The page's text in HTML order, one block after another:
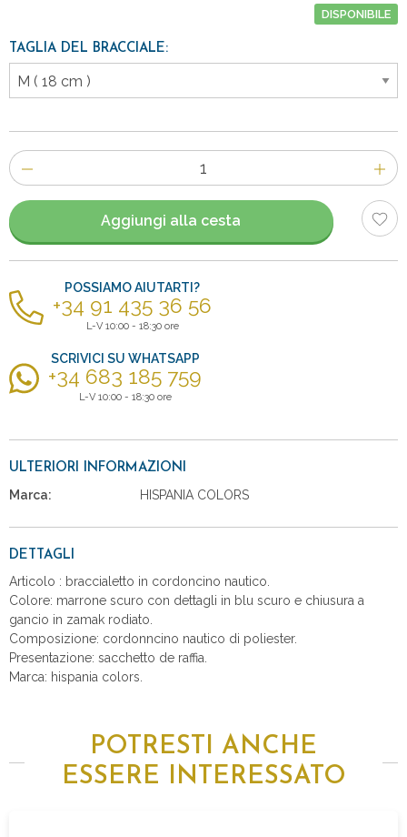
DISPONIBILE
TAGLIA DEL BRACCIALE:
Numero
di
articoli
Aggiungi alla cesta
POSSIAMO AIUTARTI?
+34 91 435 36 56
L-V 10:00 - 18:30 ore
SCRIVICI SU WHATSAPP
+34 683 185 759
L-V 10:00 - 18:30 ore
ULTERIORI INFORMAZIONI
Marca: HISPANIA COLORS
DETTAGLI
Articolo : braccialetto in cordoncino nautico.
Colore: marrone scuro con dettagli in blu scuro e chiusura a
gancio in zamak rodiato.
Composizione: cordonncino nautico di poliester.
Presentazione: sacchetto de raffia.
Marca: hispania colors.
POTRESTI ANCHE
ESSERE INTERESSATO